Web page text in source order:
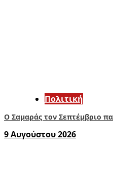
Πολιτική
Ο Σαμαράς τον Σεπτέμβριο
9 Αυγούστου 2026